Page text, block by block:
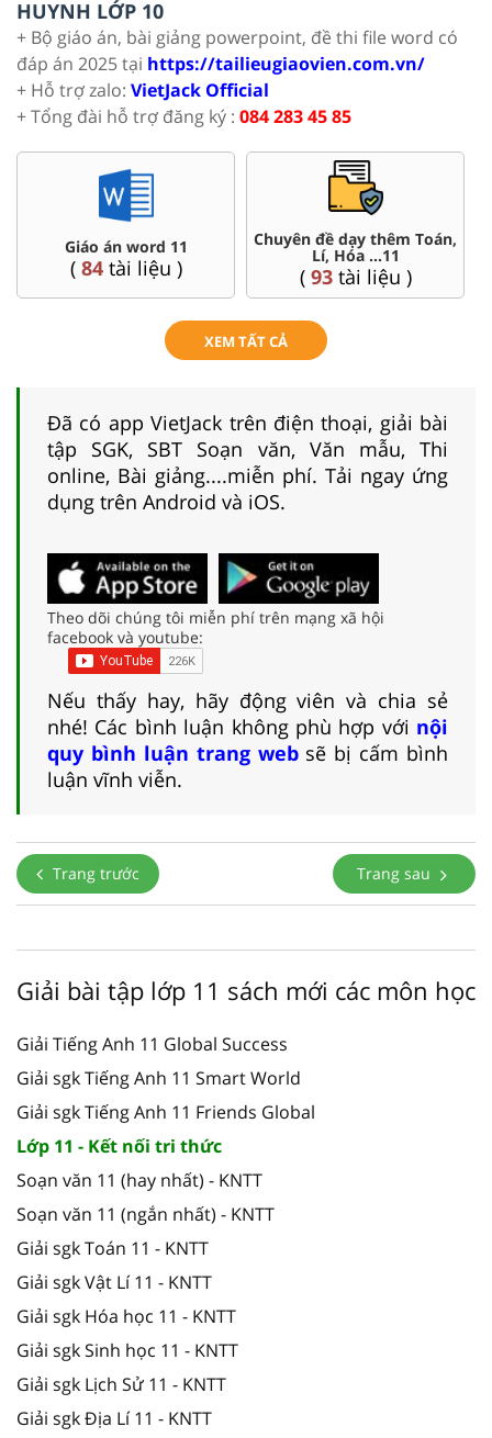
HUYNH LỚP 10
+ Bộ giáo án, bài giảng powerpoint, đề thi file word có
đáp án 2025 tại https://tailieugiaovien.com.vn/
+ Hỗ trợ zalo: VietJack Official
+ Tổng đài hỗ trợ đăng ký : 084 283 45 85
Giáo án word 11
( 84tài liệu )
Chuyên đề dạy thêm Toán,
Lí, Hóa ...11
( 93tài liệu )
XEM TẤT CẢ
Đã có app VietJack trên điện thoại, giải bài
tập SGK, SBT Soạn văn, Văn mẫu, Thi
online, Bài giảng....miễn phí. Tải ngay ứng
dụng trên Android và iOS.
Theo dõi chúng tôi miễn phí trên mạng xã hội
facebook và youtube:
Nếu thấy hay, hãy động viên và chia sẻ
nhé! Các bình luận không phù hợp với nội
quy bình luận trang websẽ bị cấm bình
luận vĩnh viễn.
Trang trước Trang sau
Giải bài tập lớp 11 sách mới các môn học
Giải Tiếng Anh 11 Global Success
Giải sgk Tiếng Anh 11 Smart World
Giải sgk Tiếng Anh 11 Friends Global
Lớp 11 - Kết nối tri thức
Soạn văn 11 (hay nhất) - KNTT
Soạn văn 11 (ngắn nhất) - KNTT
Giải sgk Toán 11 - KNTT
Giải sgk Vật Lí 11 - KNTT
Giải sgk Hóa học 11 - KNTT
Giải sgk Sinh học 11 - KNTT
Giải sgk Lịch Sử 11 - KNTT
Giải sgk Địa Lí 11 - KNTT